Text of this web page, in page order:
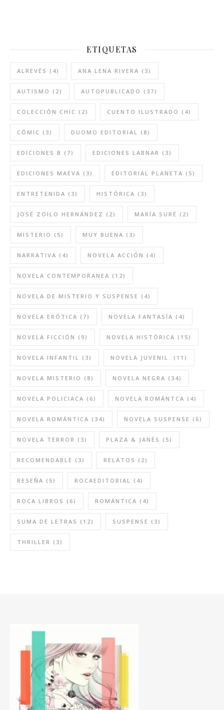
ETIQUETAS
ALREVÉS (4) ANA LENA RIVERA (3)
AUTISMO (2) AUTOPUBLICADO (37)
COLECCIÓN CHIC (2) CUENTO ILUSTRADO (4)
CÓMIC (3) DUOMO EDITORIAL (8)
EDICIONES B (7) EDICIONES LABNAR (3)
EDICIONES MAEVA (3) EDITORIAL PLANETA (5)
ENTRETENIDA (3) HISTÓRICA (3)
JOSÉ ZOILO HERNÁNDEZ (2) MARÍA SURÉ (2)
MISTERIO (5) MUY BUENA (3)
NARRATIVA (4) NOVELA ACCIÓN (4)
NOVELA CONTEMPORANEA (12)
NOVELA DE MISTERIO Y SUSPENSE (4)
NOVELA ERÓTICA (7) NOVELA FANTASÍA (4)
NOVELA FICCIÓN (9) NOVELA HISTÓRICA (15)
NOVELA INFANTIL (3) NOVELA JUVENIL. (11)
NOVELA MISTERIO (8) NOVELA NEGRA (34)
NOVELA POLICIACA (6) NOVELA ROMÁNTCA (4)
NOVELA ROMÁNTICA (34) NOVELA SUSPENSE (6)
NOVELA TERROR (3) PLAZA & JANÉS (5)
RECOMENDABLE (3) RELATOS (2)
RESEÑA (5) ROCAEDITORIAL (4)
ROCA LIBROS (6) ROMÁNTICA (4)
SUMA DE LETRAS (12) SUSPENSE (3)
THRILLER (3)